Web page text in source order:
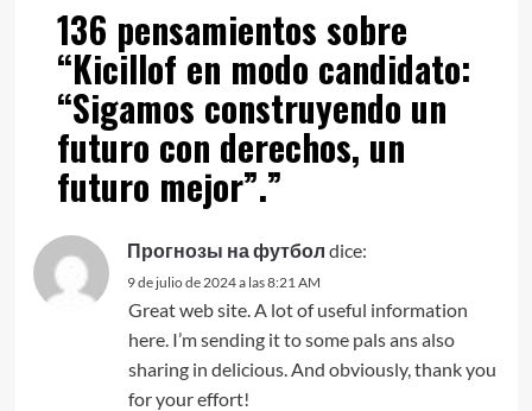
136 pensamientos sobre
“Kicillof en modo candidato:
“Sigamos construyendo un
futuro con derechos, un
futuro mejor”.”
Прогнозы на футбол dice:
9 de julio de 2024 a las 8:21 AM
Great web site. A lot of useful information
here. I’m sending it to some pals ans also
sharing in delicious. And obviously, thank you
for your effort!